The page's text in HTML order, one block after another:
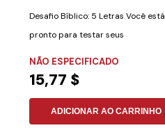
Desafio Bíblico: 5 Letras Você está
pronto para testar seus
NÃO ESPECIFICADO
15,77 $
ADICIONAR AO CARRINHO